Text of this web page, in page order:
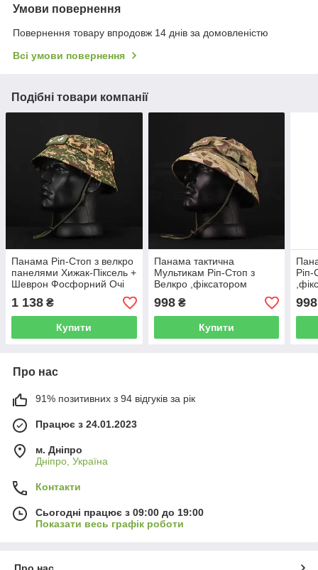
Умови повернення
Повернення товару впродовж 14 днів за домовленістю
Всі умови повернення
Подібні товари компанії
Панама Ріп-Стоп з велкро
панелями Хижак-Піксель +
Шеврон Фосфорний Очі
1 138 ₴
Купити
Панама тактична
Мультикам Ріп-Стоп з
Велкро ,фіксатором
,вентиляційна Сітка
998₴
Купити
Ріп-
сітка
998
Про нас
91% позитивних з 94 відгуків за рік
Працює з 24.01.2023
м. Дніпро
Дніпро, Україна
Контакти
Сьогодні працює з 09:00 до 19:00
Показати весь графік роботи